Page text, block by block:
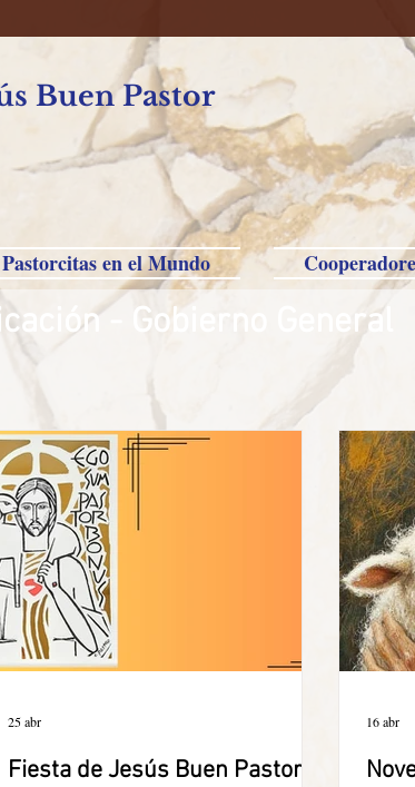
Buen Pastor
Pastorcitas en el Mundo
- Gobierno General
Fiesta de Jesús Buen Pastor
25 abr 16 abr